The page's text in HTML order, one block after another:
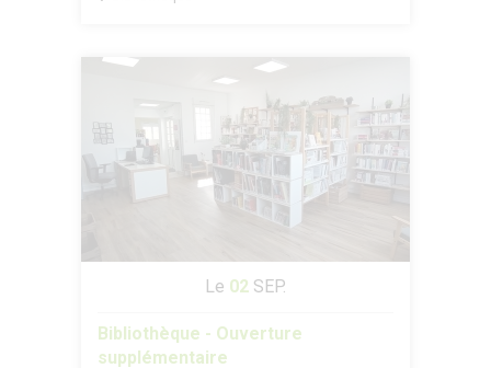
Le 02 SEP.
Bibliothèque - Ouverture
supplémentaire